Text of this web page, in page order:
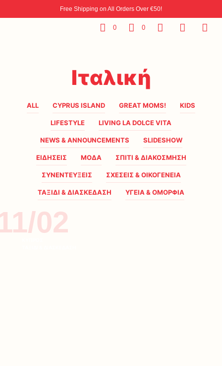
Free Shipping on All Orders Over €50!
0 0
Ιταλική
ALL CYPRUS ISLAND GREAT MOMS! KIDS
LIFESTYLE LIVING LA DOLCE VITA
NEWS & ANNOUNCEMENTS SLIDESHOW
ΕΙΔΗΣΕΙΣ ΜΟΔΑ ΣΠΙΤΙ & ΔΙΑΚΟΣΜΗΣΗ
ΣΥΝΕΝΤΕΥΞΕΙΣ ΣΧΕΣΕΙΣ & ΟΙΚΟΓΕΝΕΙΑ
ΤΑΞΙΔΙ & ΔΙΑΣΚΕΔΑΣΗ ΥΓΕΙΑ & ΟΜΟΡΦΙΑ
02